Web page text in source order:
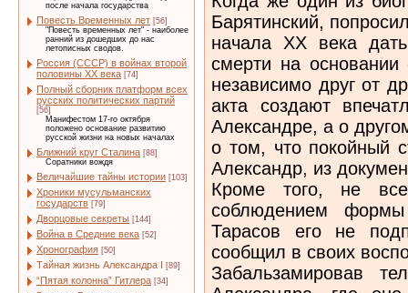
после начала государства
Повесть Временных лет [56]
"Повесть временных лет" - наиболее
ранний из дошедших до нас
летописных сводов.
Россия (СССР) в войнах второй
половины XX века [74]
Полный сборник платформ всех
русских политических партий
[56]
Манифестом 17-го октября
положено основание развитию
русской жизни на новых началах
Ближний круг Сталина [88]
Соратники вождя
Величайшие тайны истории [103]
Хроники мусульманских
государств [79]
Дворцовые секреты [144]
Война в Средние века [52]
Хронография [50]
Тайная жизнь Александра I [89]
“Пятая колонна” Гитлера [34]
Барятинский,
начала XX века
смерти на
независимо друг от
акта создают
Александре, а о
о том, что покойный
Александр, из
Кроме того, не
соблюдением
Тарасов его не
сообщил в своих
Забальзамировав